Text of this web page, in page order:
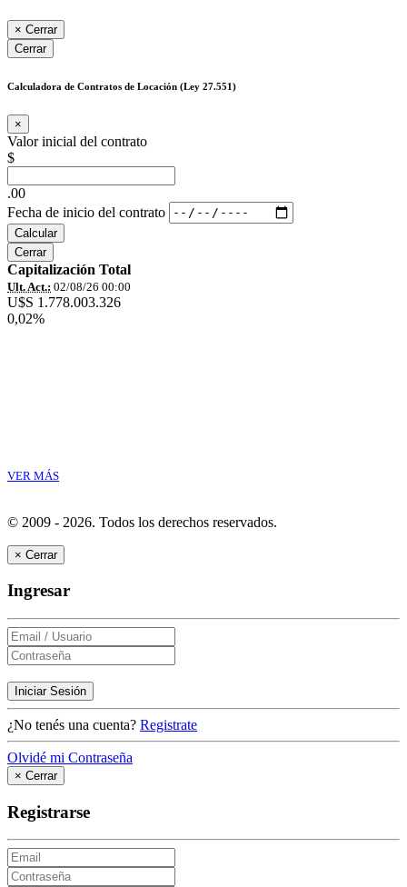
× Cerrar
Cerrar
Calculadora de Contratos de Locación (Ley 27.551)
×
Valor inicial del contrato
$
.00
Fecha de inicio del contrato
Calcular
Cerrar
Capitalización Total
Ult. Act.: 02/08/26 00:00
U$S 1.778.003.326
0,02%
VER MÁS
© 2009 - 2026. Todos los derechos reservados.
× Cerrar
Ingresar
Iniciar Sesión
¿No tenés una cuenta? Registrate
Olvidé mi Contraseña
× Cerrar
Registrarse